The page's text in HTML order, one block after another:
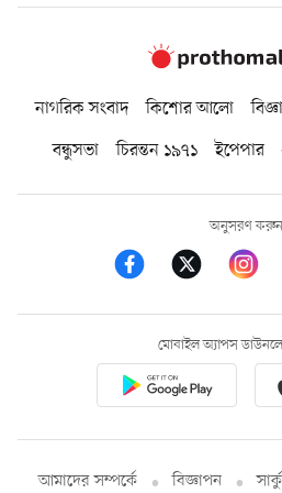
নাগরিক সংবাদ কিশোর আলো
বন্ধুসভা
চিরন্তন ১৯৭১ ইপেপার
অনুসরণ করুন
মোবাইল অ্যাপস
আমাদের সম্পর্কে বিজ্ঞাপন